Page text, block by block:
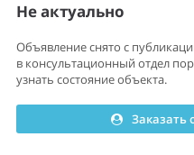
Не актуально
Объявление снято с
в консультационный отдел
узнать состояние объекта.
Заказать